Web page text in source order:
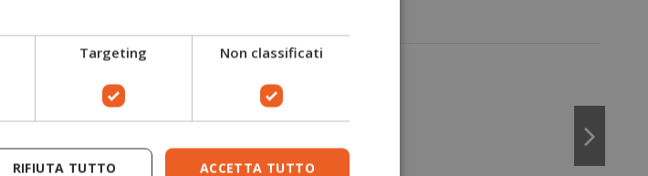
Targeting Non classificati
ACCETTA TUTTO
RIFIUTA TUTTO